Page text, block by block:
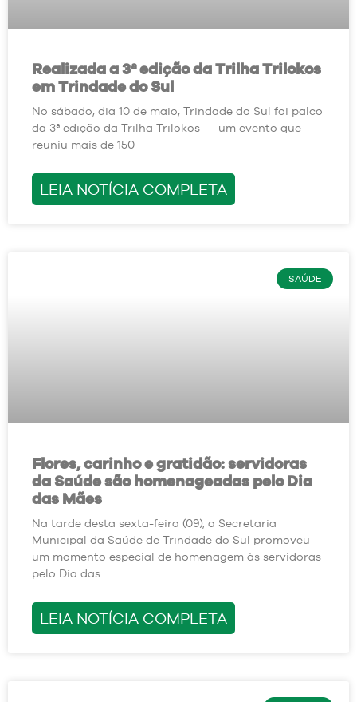
Realizada a 3ª edição da Trilha Trilokos
em Trindade do Sul
No sábado, dia 10 de maio, Trindade do Sul foi palco
da 3ª edição da Trilha Trilokos — um evento que
reuniu mais de 150
LEIA NOTÍCIA COMPLETA
SAÚDE
Flores, carinho e gratidão: servidoras
da Saúde são homenageadas pelo Dia
das Mães
Na tarde desta sexta-feira (09), a Secretaria
Municipal da Saúde de Trindade do Sul promoveu
um momento especial de homenagem às servidoras
pelo Dia das
LEIA NOTÍCIA COMPLETA